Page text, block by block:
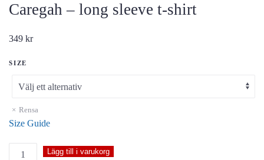
Caregah – long sleeve t-shirt
349 kr
SIZE
Rensa
Size Guide
Caregah
Lägg till i varukorg